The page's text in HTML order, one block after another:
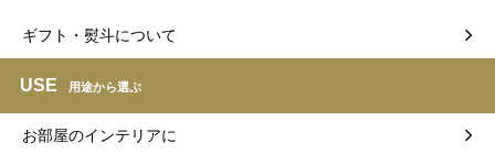
ギフト・熨斗について
USE 用途から選ぶ
お部屋のインテリアに